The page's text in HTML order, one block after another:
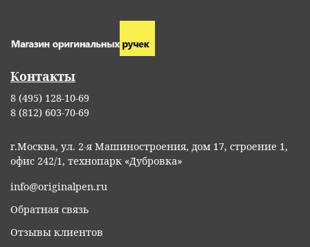
Контакты
8 (495) 128-10-69
8 (812) 603-70-69
г.Москва, ул. 2-я Машиностроения, дом 17, строение 1,
офис 242/1, технопарк «Дубровка»
info@originalpen.ru
Обратная связь
Отзывы клиентов